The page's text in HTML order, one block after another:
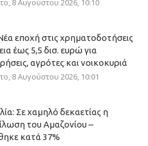
8 Αυγούστου 2026, 10:10
εποχή στις χρηματοδοτήσεις
έως 5,5 δισ. ευρώ για
αγρότες και νοικοκυριά
8 Αυγούστου 2026, 10:01
Σε χαμηλό δεκαετίας η
του Αμαζονίου –
κατά 37%